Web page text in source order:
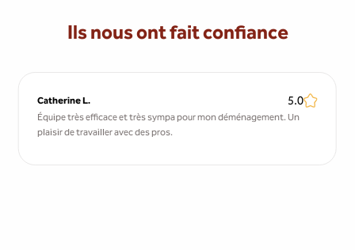
Ils nous ont fait confiance
Catherine L.
Équipe très efficace et très sympa pour mon déménagement. Un
plaisir de travailler avec des pros.